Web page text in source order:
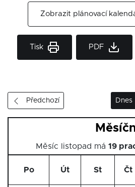
Zobrazit plánovací
Tisk PDF
Předchozí Dnes
Měsíc listopad má 19
Po Út St Čt